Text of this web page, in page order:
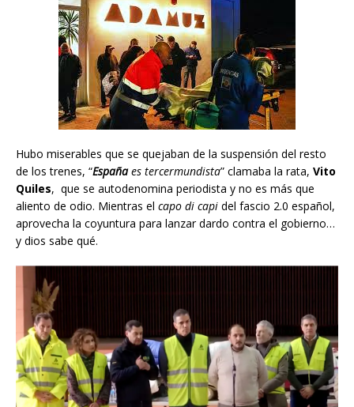
Hubo miserables que se quejaban de la suspensión del resto
de los trenes, “Españaes tercermundista” clamaba la rata, Vito
Quiles, que se autodenomina periodista y no es más que
aliento de odio. Mientras el capo di capi del fascio 2.0 español,
aprovecha la coyuntura para lanzar dardo contra el gobierno…
y dios sabe qué.